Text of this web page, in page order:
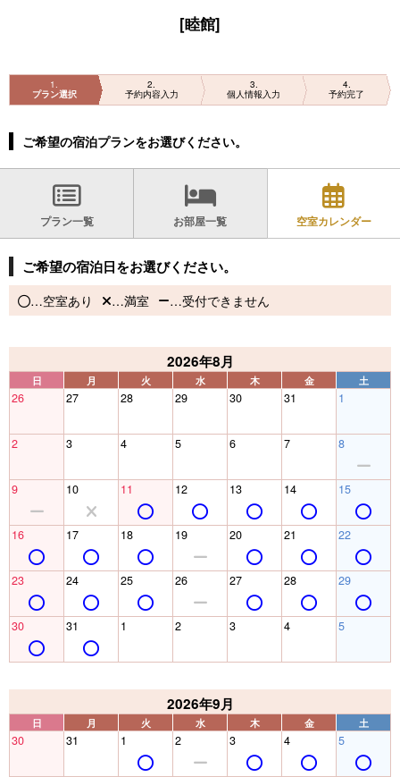
[睦館]
1
プラン選択
2
予約内容入力
3
個人情報入力
4
予約完了
ご希望の宿泊プランをお選びください。
プラン一覧 お部屋一覧 空室カレンダー
ご希望の宿泊日をお選びください。
…空室あり …満室 …受付できません
2026年8月
日 月 火 水 木 金 土
26 27 28 29 30 31 1
2 3 4 5 6 7 8
9 10 11 12 13 14 15
16 17 18 19 20 21 22
23 24 25 26 27 28 29
30 31 1 2 3 4 5
2026年9月
日 月 火 水 木 金 土
30 31 1 2 3 4 5